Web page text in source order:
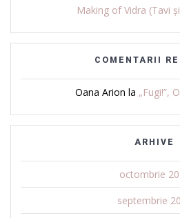
Making of Vidra (Tavi
COMENTARII
Oana Arion la „Fugi!”,
ARHIVE
octombrie
septembrie